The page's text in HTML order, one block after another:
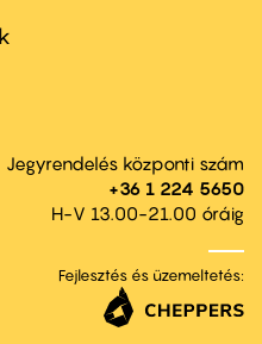
Jegyrendelés központi szám
+36 1 224 5650
H-V 13.00-21.00 óráig
Fejlesztés és üzemeltetés: